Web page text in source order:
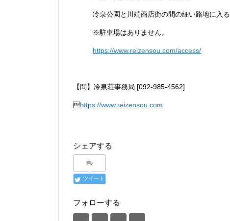
冷泉公園と川端商店街の間の細い路地に入る
※駐車場はありません。
https://www.reizensou.com/access/
【問】冷泉荘事務局 [092-985-4562]
https://www.reizensou.com
シェアする
ツイート
フォローする